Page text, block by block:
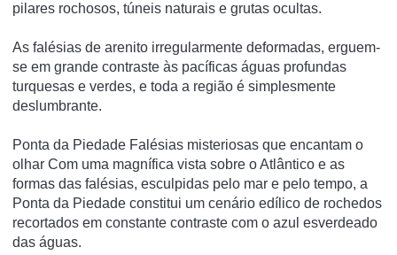
pilares rochosos, túneis naturais e grutas ocultas.
As falésias de arenito irregularmente deformadas, erguem-
se em grande contraste às pacíficas águas profundas
turquesas e verdes, e toda a região é simplesmente
deslumbrante.
Ponta da Piedade Falésias misteriosas que encantam o
olhar Com uma magnífica vista sobre o Atlântico e as
formas das falésias, esculpidas pelo mar e pelo tempo, a
Ponta da Piedade constitui um cenário edílico de rochedos
recortados em constante contraste com o azul esverdeado
das águas.